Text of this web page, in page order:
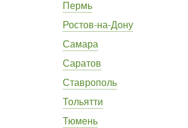
Пермь
Ростов-на-Дону
Самара
Саратов
Ставрополь
Тольятти
Тюмень